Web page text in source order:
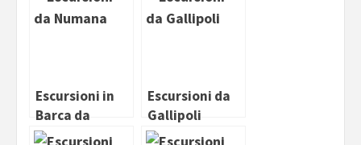
Escursioni in
Barca da
Numana
Escursioni da
Gallipoli